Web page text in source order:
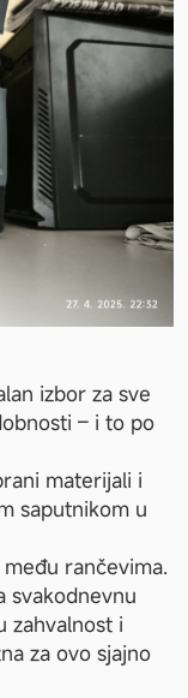
izbor za sve
– i to po
materijali i
saputnikom u
rančevima.
svakodnevnu
zahvalnost i
za ovo sjajno